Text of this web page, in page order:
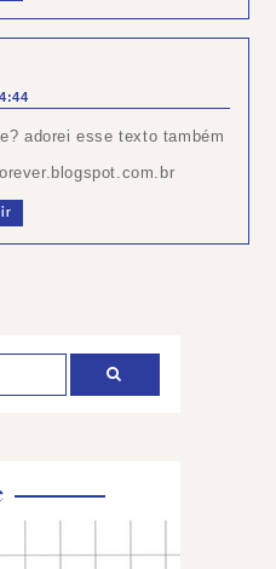
adorei esse texto também